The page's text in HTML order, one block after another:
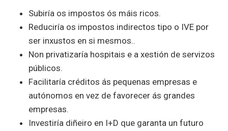
Subiría os impostos ós máis ricos.
Reduciría os impostos indirectos tipo o IVE por
ser inxustos en si mesmos..
Non privatizaría hospitais e a xestión de servizos
públicos.
Facilitaría créditos ás pequenas empresas e
autónomos en vez de favorecer ás grandes
empresas.
Investiría diñeiro en I+D que garanta un futuro